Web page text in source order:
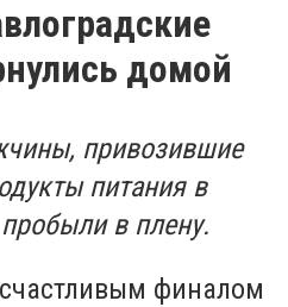
домой
привозившие
питания в
в плену.
частливым финалом